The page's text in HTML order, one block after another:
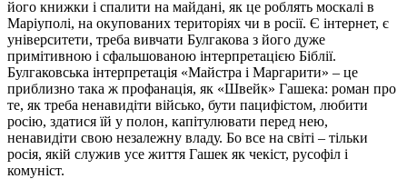
його книжки і спалити на майдані, як це роблять москалі в
Маріуполі, на окупованих територіях чи в росії. Є інтернет, є
університети, треба вивчати Булгакова з його дуже
примітивною і сфальшованою інтерпретацією Біблії.
Булгаковська інтерпретація «Майстра і Маргарити» – це
приблизно така ж профанація, як «Швейк» Гашека: роман про
те, як треба ненавидіти військо, бути пацифістом, любити
росію, здатися їй у полон, капітулювати перед нею,
ненавидіти свою незалежну владу. Бо все на світі – тільки
росія, якій служив усе життя Гашек як чекіст, русофіл і
комуніст.